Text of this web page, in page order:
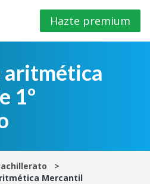
Hazte premium
aritmética
1º
Mercantil